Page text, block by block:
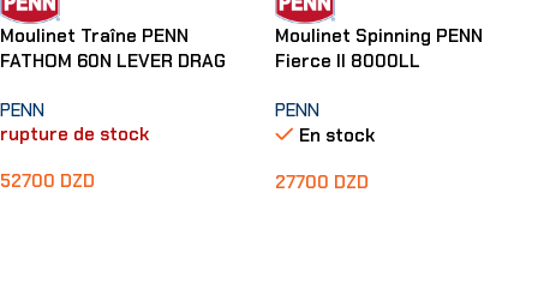
Moulinet Traîne PENN
FATHOM 60N LEVER DRAG
PENN
rupture de stock
52700 DZD
Moulinet Spinning PENN
Fierce II 8000LL
PENN
En stock
27700 DZD